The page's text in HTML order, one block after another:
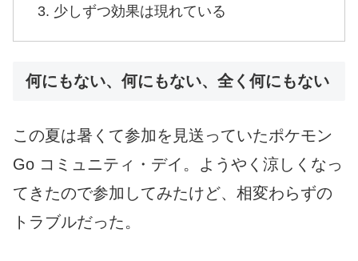
少しずつ効果は現れている
何にもない、何にもない、全く何にもない
この夏は暑くて参加を見送っていたポケモン
Go コミュニティ・デイ。ようやく涼しくなっ
てきたので参加してみたけど、相変わらずの
トラブルだった。